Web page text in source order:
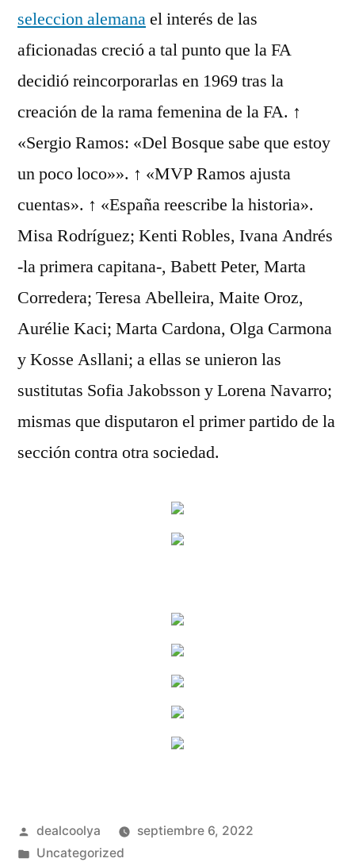
seleccion alemanael interés de las
aficionadas creció a tal punto que la FA
decidió reincorporarlas en 1969 tras la
creación de la rama femenina de la FA. ↑
«Sergio Ramos: «Del Bosque sabe que estoy
un poco loco»». ↑ «MVP Ramos ajusta
cuentas». ↑ «España reescribe la historia».
Misa Rodríguez; Kenti Robles, Ivana Andrés
-la primera capitana-, Babett Peter, Marta
Corredera; Teresa Abelleira, Maite Oroz,
Aurélie Kaci; Marta Cardona, Olga Carmona
y Kosse Asllani; a ellas se unieron las
sustitutas Sofia Jakobsson y Lorena Navarro;
mismas que disputaron el primer partido de la
sección contra otra sociedad.
Publicado
por
dealcoolya
septiembre 6, 2022
Publicado
Uncategorized